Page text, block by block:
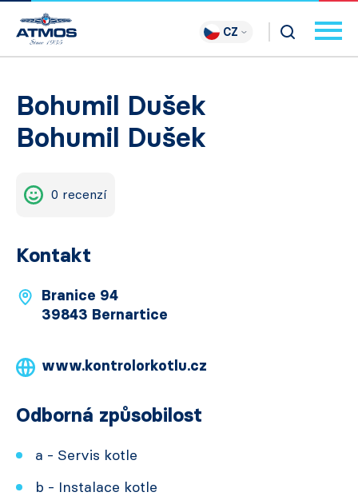
CZ
Bohumil Dušek
Bohumil Dušek
0 recenzí
Kontakt
Branice 94
39843 Bernartice
www.kontrolorkotlu.cz
Odborná způsobilost
a - Servis kotle
b - Instalace kotle